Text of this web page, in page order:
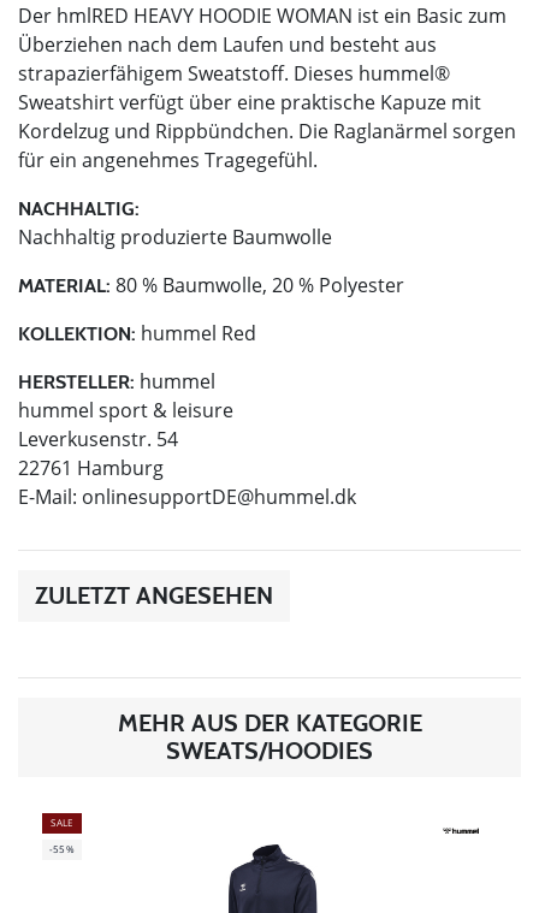
Der hmlRED HEAVY HOODIE WOMAN ist ein Basic zum
Überziehen nach dem Laufen und besteht aus
strapazierfähigem Sweatstoff. Dieses hummel®
Sweatshirt verfügt über eine praktische Kapuze mit
Kordelzug und Rippbündchen. Die Raglanärmel sorgen
für ein angenehmes Tragegefühl.
NACHHALTIG:
Nachhaltig produzierte Baumwolle
MATERIAL: 80 % Baumwolle, 20 % Polyester
KOLLEKTION: hummel Red
HERSTELLER: hummel
hummel sport & leisure
Leverkusenstr. 54
22761 Hamburg
E-Mail: onlinesupportDE@hummel.dk
ZULETZT ANGESEHEN
MEHR AUS DER KATEGORIE
SWEATS/HOODIES
SALE
-55%